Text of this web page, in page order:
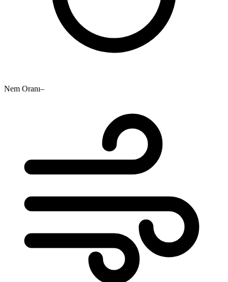
Nem Oranı–